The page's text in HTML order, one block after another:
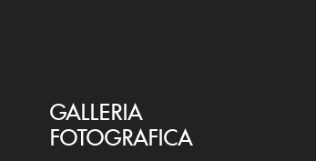
GALLERIA
FOTOGRAFICA